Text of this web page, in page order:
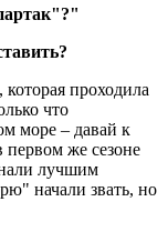
проходила
что
море – давай к
же сезоне
лучшим
начали звать, но